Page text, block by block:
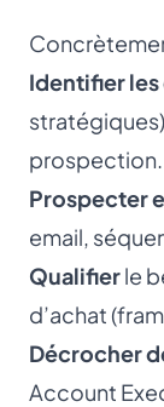
Identifier
prospection.
Prospecter
email,
Qualifierle
d’achat
Décrocher
Account